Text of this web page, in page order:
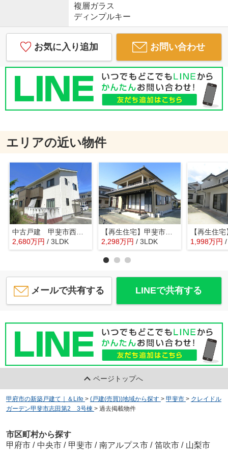
複層ガラス
ディンプルキー
お気に入り追加 お問い合わせ
エリアの近い物件
中古戸建 甲斐市西八幡
2,680万円 / 3LDK
【再生住宅】甲斐市竜王
2,298万円 / 3LDK 1,998万円
メールで共有する LINEで共有する
ページトップへ
甲府市の新築戸建て｜＆Life > (戸建(売買))地域から探す > 甲斐市 > クレイドル
ガーデン甲斐市志田第2 3号棟 > 過去掲載物件
市区町村から探す
甲府市 / 中央市 / 甲斐市 / 南アルプス市 / 笛吹市 / 山梨市